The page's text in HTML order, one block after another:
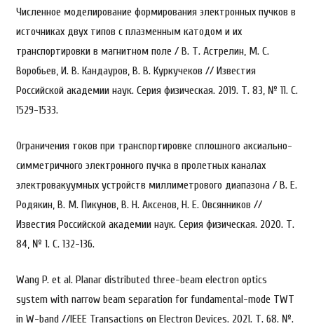
Численное моделирование формирования электронных пучков в
источниках двух типов с плазменным катодом и их
транспортировки в магнитном поле / В. Т. Астрелин, М. С.
Воробьев, И. В. Кандауров, В. В. Куркучеков // Известия
Российской академии наук. Серия физическая. 2019. Т. 83, № 11. С.
1529-1533.
Ограничения токов при транспортировке сплошного аксиально-
симметричного электронного пучка в пролетных каналах
электровакуумных устройств миллиметрового диапазона / В. Е.
Родякин, В. М. Пикунов, В. Н. Аксенов, Н. Е. Овсянников //
Известия Российской академии наук. Серия физическая. 2020. Т.
84, № 1. С. 132-136.
Wang P. et al. Planar distributed three-beam electron optics
system with narrow beam separation for fundamental-mode TWT
in W-band //IEEE Transactions on Electron Devices. 2021. Т. 68. №.